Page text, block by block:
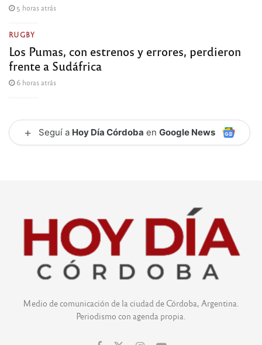
5 horas atrás
RUGBY
Los Pumas, con estrenos y errores, perdieron
frente a Sudáfrica
6 horas atrás
+ Seguí a Hoy Día Córdoba en Google News
Medio de comunicación de la ciudad de Córdoba, Argentina.
Periodismo con agenda propia.